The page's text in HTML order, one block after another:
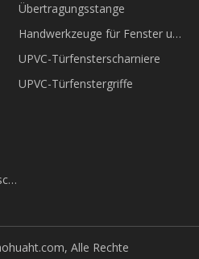
Übertragungsstange
Handwerkzeuge für Fenster und
Türen
UPVC-Türfensterscharniere
UPVC-Türfenstergriffe
Alle Rechte